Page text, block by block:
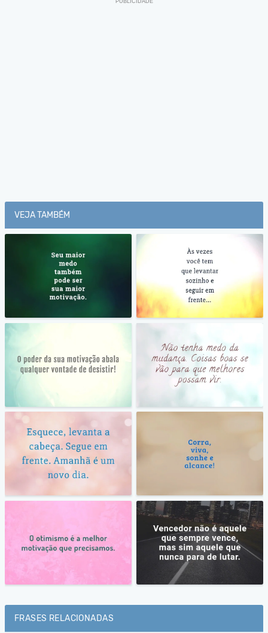
VEJA TAMBÉM
FRASES RELACIONADAS